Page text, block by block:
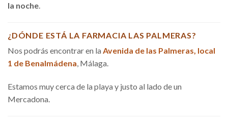
la noche.
¿DÓNDE ESTÁ LA FARMACIA LAS PALMERAS?
Nos podrás encontrar en la Avenida de las Palmeras, local
1 de Benalmádena, Málaga.
Estamos muy cerca de la playa y justo al lado de un
Mercadona.